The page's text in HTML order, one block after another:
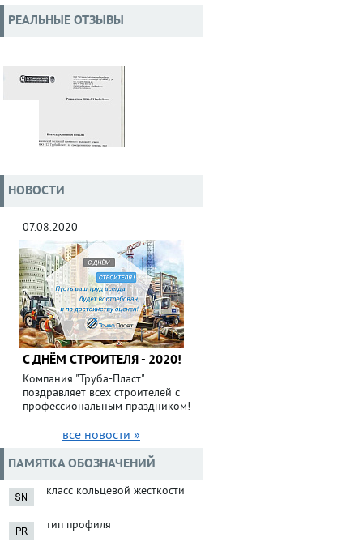
РЕАЛЬНЫЕ ОТЗЫВЫ
НОВОСТИ
07.08.2020
С ДНЁМ СТРОИТЕЛЯ - 2020!
Компания "Труба-Пласт"
поздравляет всех строителей с
профессиональным праздником!
все новости »
ПАМЯТКА ОБОЗНАЧЕНИЙ
класс кольцевой жесткости
тип профиля